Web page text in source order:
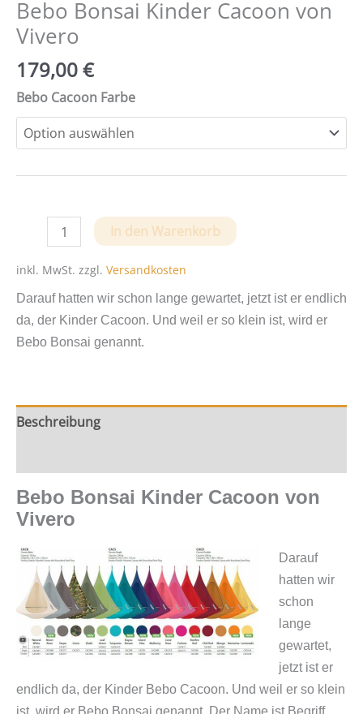
Bebo Bonsai Kinder Cacoon von
Vivero
179,00€
Bebo Cacoon Farbe
Bonsai
Kinder
Cacoon
von
Vivero
In den Warenkorb
inkl. MwSt. zzgl. Versandkosten
Darauf hatten wir schon lange gewartet, jetzt ist er endlich
da, der Kinder Cacoon. Und weil er so klein ist, wird er
Bebo Bonsai genannt.
Beschreibung
Bebo Bonsai Kinder Cacoon von
Vivero
Darauf
hatten wir
schon
lange
gewartet,
jetzt ist er
endlich da, der Kinder Bebo Cacoon. Und weil er so klein